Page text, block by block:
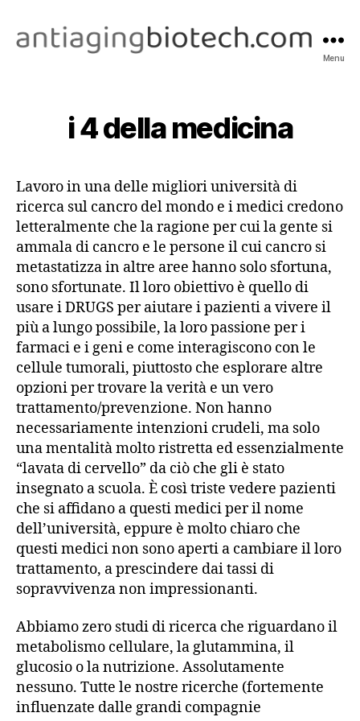
Menu
i 4 della medicina
Lavoro in una delle migliori università di
ricerca sul cancro del mondo e i medici credono
letteralmente che la ragione per cui la gente si
ammala di cancro e le persone il cui cancro si
metastatizza in altre aree hanno solo sfortuna,
sono sfortunate. Il loro obiettivo è quello di
usare i DRUGS per aiutare i pazienti a vivere il
più a lungo possibile, la loro passione per i
farmaci e i geni e come interagiscono con le
cellule tumorali, piuttosto che esplorare altre
opzioni per trovare la verità e un vero
trattamento/prevenzione. Non hanno
necessariamente intenzioni crudeli, ma solo
una mentalità molto ristretta ed essenzialmente
“lavata di cervello” da ciò che gli è stato
insegnato a scuola. È così triste vedere pazienti
che si affidano a questi medici per il nome
dell’università, eppure è molto chiaro che
questi medici non sono aperti a cambiare il loro
trattamento, a prescindere dai tassi di
sopravvivenza non impressionanti.
Abbiamo zero studi di ricerca che riguardano il
metabolismo cellulare, la glutammina, il
glucosio o la nutrizione. Assolutamente
nessuno. Tutte le nostre ricerche (fortemente
influenzate dalle grandi compagnie